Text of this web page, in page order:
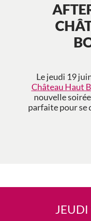
Le jeudi 19
Château Haut
nouvelle
parfaite pour se